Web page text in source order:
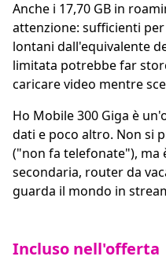
Anche i 17,70 GB in
attenzione: sufficienti
lontani dall'equivalente
limitata potrebbe far
caricare video mentre
Ho Mobile 300 Giga è
dati e poco altro. Non si
("non fa telefonate"), ma
secondaria, router da
guarda il mondo in
Incluso nell'offerta